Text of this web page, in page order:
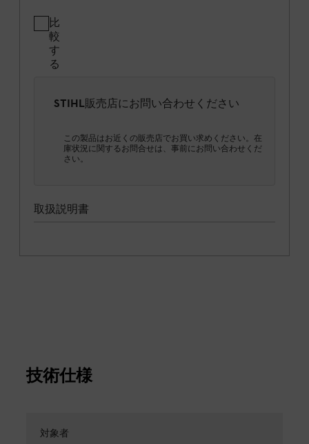
比
較
す
る
STIHL販売店にお問い合わせください
この製品はお近くの販売店でお買い求めください。在
庫状況に関するお問合せは、事前にお問い合わせくだ
さい。
取扱説明書
技術仕様
対象者